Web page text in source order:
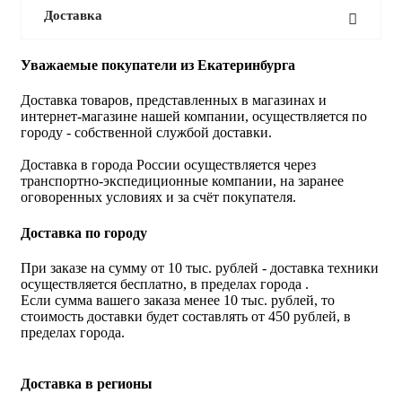
Доставка
Уважаемые покупатели из Екатеринбурга
Доставка товаров, представленных в магазинах и
интернет-магазине нашей компании, осуществляется по
городу - собственной службой доставки.
Доставка в города России осуществляется через
транспортно-экспедиционные компании, на заранее
оговоренных условиях и за счёт покупателя.
Доставка по городу
При заказе на сумму от 10 тыс. рублей - доставка техники
осуществляется бесплатно, в пределах города .
Если сумма вашего заказа менее 10 тыс. рублей, то
стоимость доставки будет составлять от 450 рублей, в
пределах города.
Доставка в регионы